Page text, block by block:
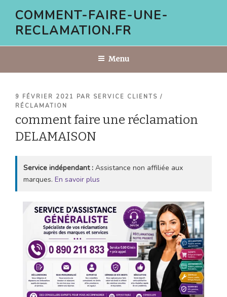
contenu
COMMENT-FAIRE-UNE-
RECLAMATION.FR
Menu
PUBLIÉ
LE
9 FÉVRIER 2021 PAR SERVICE CLIENTS /
RÉCLAMATION
comment faire une réclamation
DELAMAISON
Service indépendant : Assistance non affiliée aux
marques. En savoir plus